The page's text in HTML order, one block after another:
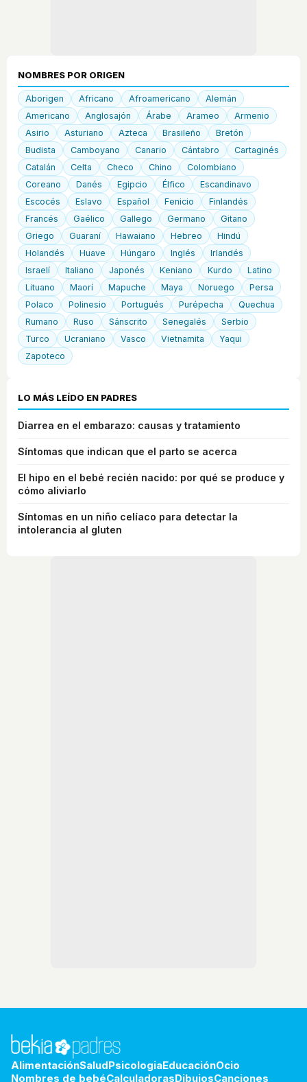
NOMBRES POR ORIGEN
Aborigen Africano Afroamericano
Alemán
Americano
Anglosajón Árabe Arameo
Armenio
Asirio
Asturiano Azteca Brasileño
Bretón
Budista
Camboyano Canario Cántabro
Cartaginés
Catalán
Celta Checo Chino
Colombiano
Coreano
Danés Egipcio Élfico
Escandinavo
Escocés
Eslavo Español Fenicio
Finlandés
Francés
Gaélico Gallego Germano
Gitano
Griego
Guaraní Hawaiano Hebreo
Hindú
Holandés
Huave Húngaro Inglés
Irlandés
Israelí
Italiano Japonés Keniano Kurdo
Latino
Lituano
Maorí Mapuche Maya Noruego
Persa
Polaco
Polinesio Portugués Purépecha
Quechua
Rumano
Ruso Sánscrito Senegalés
Serbio
Turco
Ucraniano Vasco Vietnamita
Yaqui
Zapoteco
LO MÁS LEÍDO EN PADRES
Diarrea en el embarazo: causas y tratamiento
Síntomas que indican que el parto se acerca
El hipo en el bebé recién nacido: por qué se produce y
cómo aliviarlo
Síntomas en un niño celíaco para detectar la
intolerancia al gluten
AlimentaciónSaludPsicologiaEducaciónOcio
Nombres de bebéCalculadorasDibujosCanciones